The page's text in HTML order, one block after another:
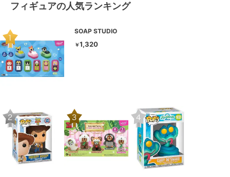
フィギュアの人気ランキング
SOAP STUDIO
￥1,320